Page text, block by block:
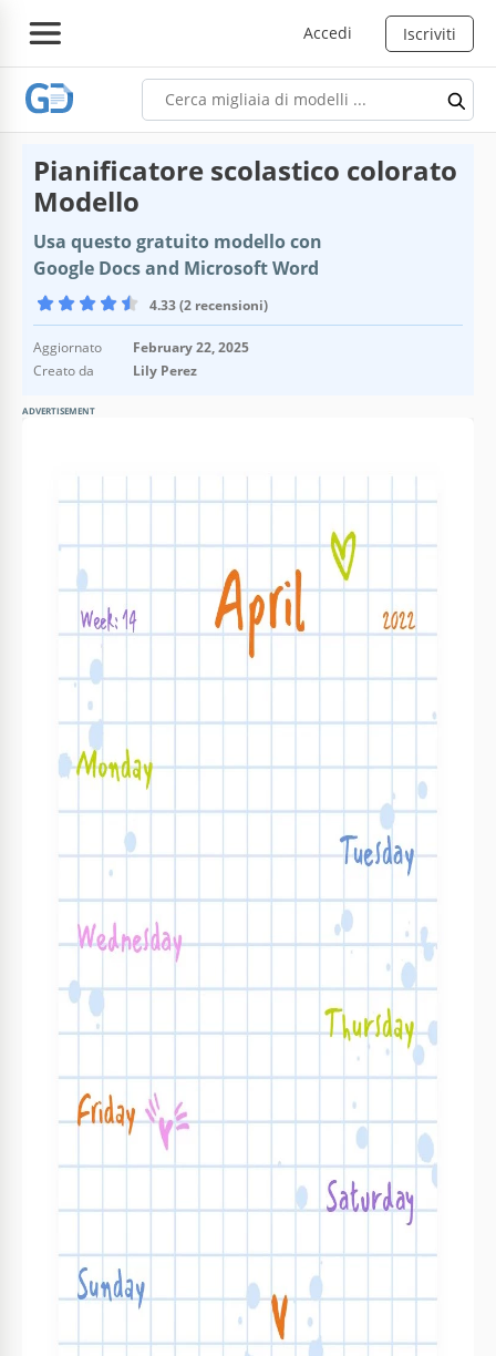
Accedi Iscriviti
Pianificatore scolastico colorato
Modello
Usa questo gratuito modello con
Google Docs and Microsoft Word
4.33 (2 recensioni)
Aggiornato
February 22, 2025
Creato da
Lily Perez
ADVERTISEMENT